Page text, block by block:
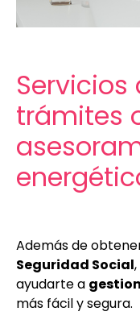
trámites
Además de
Seguridad Social
ayudarte a
más fácil y segura.